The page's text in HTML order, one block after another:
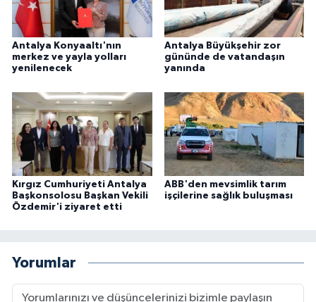
Antalya Konyaaltı'nın
merkez ve yayla yolları
yenilenecek
Antalya Büyükşehir zor
gününde de vatandaşın
yanında
Kırgız Cumhuriyeti Antalya
Başkonsolosu Başkan Vekili
Özdemir'i ziyaret etti
ABB'den mevsimlik tarım
işçilerine sağlık buluşması
Yorumlar